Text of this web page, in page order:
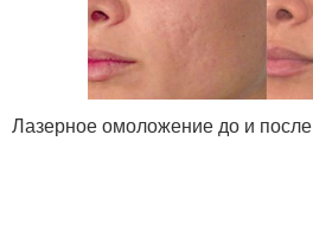
Лазерное омоложение до и после